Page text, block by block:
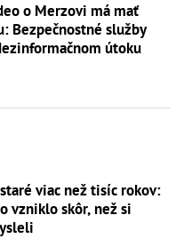
o Merzovi má mať
Bezpečnostné služby
útoku
viac než tisíc rokov:
vzniklo skôr, než si